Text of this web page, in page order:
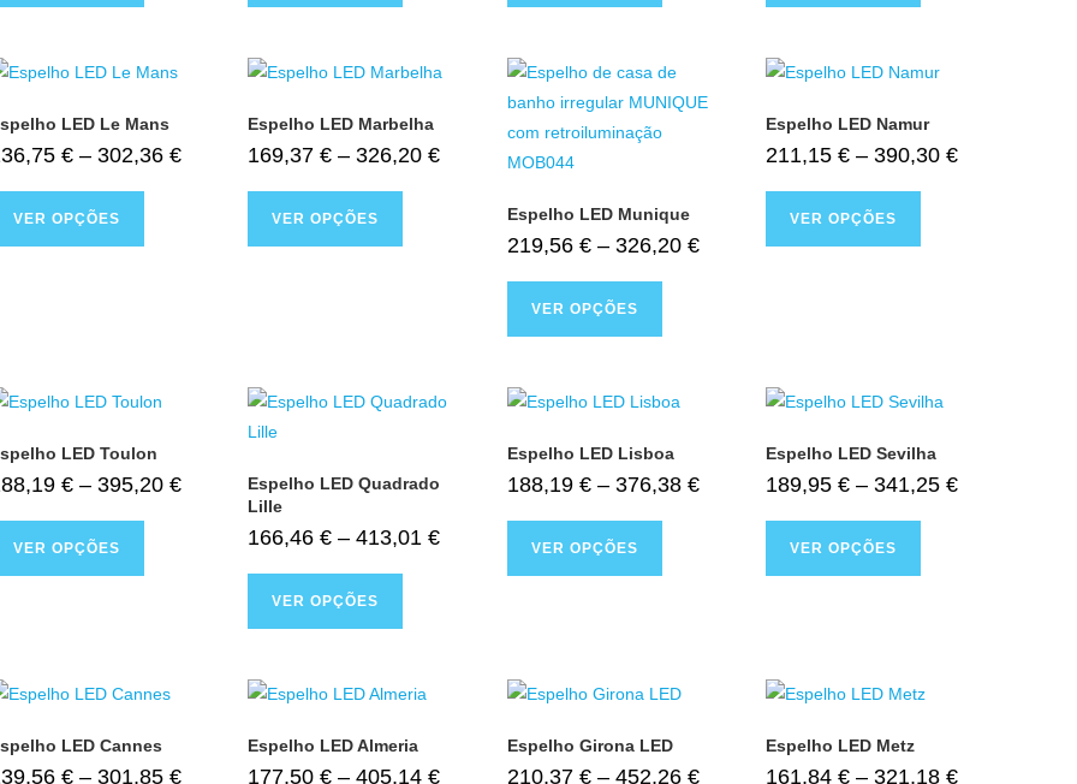
LED Le Mans
€ – 302,36 €
VER OPÇÕES
Espelho LED Marbelha
169,37€ – 326,20€
VER OPÇÕES Espelho LED Munique
219,56 € – 326,20 €
VER OPÇÕES
Espelho LED Namur
211,15 € – 390,30 €
VER OPÇÕES
LED Toulon
€ – 395,20 €
VER OPÇÕES
Espelho LED Quadrado
Lille
166,46€ – 413,01€
VER OPÇÕES
Espelho LED Lisboa
188,19 € – 376,38 €
VER OPÇÕES
Espelho LED Sevilha
189,95 € – 341,25 €
VER OPÇÕES
LED Cannes
€ – 301,85 €
Espelho LED Almeria
177,50€ – 405,14€
Espelho Girona LED
210,37 € – 452,26 €
Espelho LED Metz
161,84 € – 321,18 €